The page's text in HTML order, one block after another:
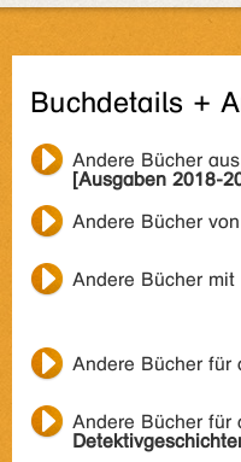
Buchdetails +
Andere Bücher
[Ausgaben 2018-
Andere Bücher von
Andere Bücher mit
Andere Bücher für
Andere Bücher für